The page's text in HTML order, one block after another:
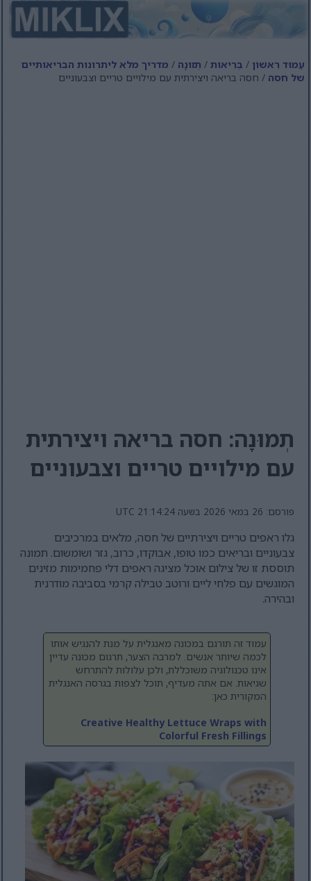
עַמוּד רִאשׁוֹן / בְּרִיאוּת / תְזוּנָה / מדריך מלא ליתרונות הבריאותיים
של חסה / חסה בריאה ויצירתית עם מילויים טריים וצבעוניים
תְמוּנָה: חסה בריאה ויצירתית
עם מילויים טריים וצבעוניים
פורסם: 26 במאי 2026 בשעה 21:14:24 UTC
גלו ראפים טריים ויצירתיים של חסה, מלאים במרכיבים
צבעוניים ובריאים כמו טופו, אבוקדו, כרוב, גזר ושומשום. תמונה
תוססת זו של צילום אוכל מציגה ראפים דלי פחמימות מזינים
המוגשים עם פלחי ליים ורוטב טבילה קרמי בסביבה מודרנית
ובהירה.
עמוד זה תורגם במכונה מאנגלית על מנת להנגיש אותו
לכמה שיותר אנשים. למרבה הצער, תרגום מכונה עדיין
אינו טכנולוגיה משוכללת, ולכן עלולות להתרחש
שגיאות. אם אתה מעדיף, תוכל לצפות בגרסה האנגלית
המקורית כאן:
Creative Healthy Lettuce Wraps with
Colorful Fresh Fillings